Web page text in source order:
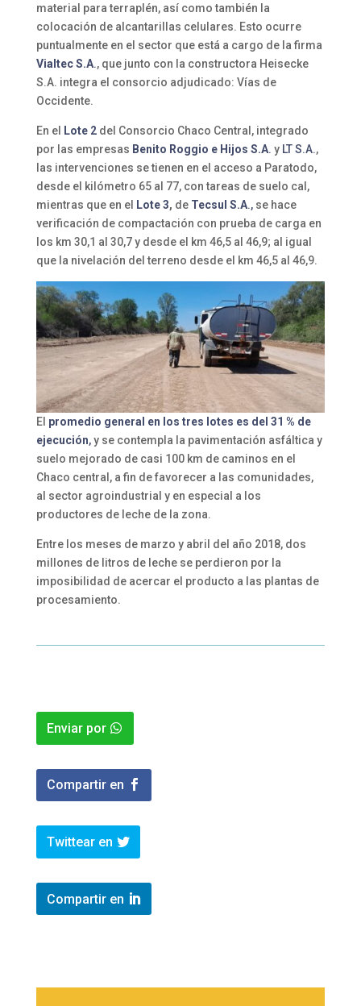
material para terraplén, así como también la
colocación de alcantarillas celulares. Esto ocurre
puntualmente en el sector que está a cargo de la firma
Vialtec S.A., que junto con la constructora Heisecke
S.A. integra el consorcio adjudicado: Vías de
Occidente.
En el Lote 2del Consorcio Chaco Central, integrado
por las empresas Benito Roggio e Hijos S.A. y LT S.A.,
las intervenciones se tienen en el acceso a Paratodo,
desde el kilómetro 65 al 77, con tareas de suelo cal,
mientras que en el
Lote 3, de Tecsul S.A.,se hace
verificación de compactación con prueba de carga en
los km 30,1 al 30,7 y desde el km 46,5 al 46,9; al igual
que la nivelación del terreno desde el km 46,5 al 46,9.
El promedio general en los tres lotes es del 31 % de
ejecución,y se contempla la pavimentación asfáltica y
suelo mejorado de casi 100 km de caminos en el
Chaco central, a fin de favorecer a las comunidades,
al sector agroindustrial y en especial a los
productores de leche de la zona.
Entre los meses de marzo y abril del año 2018, dos
millones de litros de leche se perdieron por la
imposibilidad de acercar el producto a las plantas de
procesamiento.
Enviar por
Compartir en
Twittear en
Compartir en